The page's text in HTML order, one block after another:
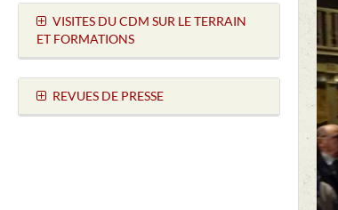
VISITES DU CDM SUR LE TERRAIN
ET FORMATIONS
REVUES DE PRESSE